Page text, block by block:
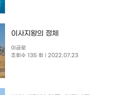
이사지왕의 정체
이금로
조회수 135 회
| 2022.07.23